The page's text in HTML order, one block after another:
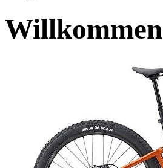
Willkommen